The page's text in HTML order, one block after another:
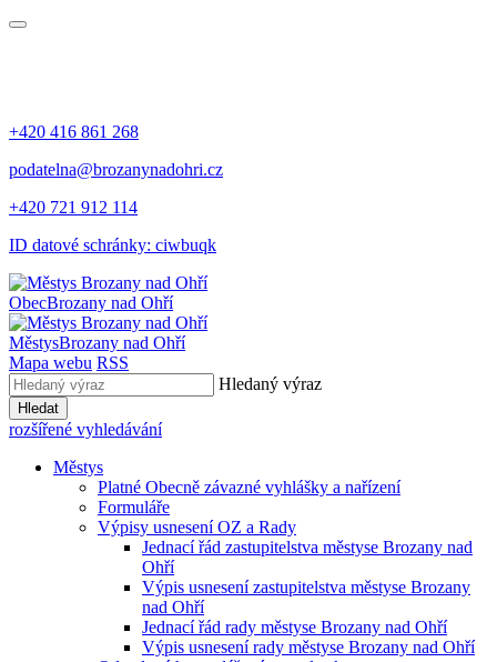
+420 416 861 268
podatelna@brozanynadohri.cz
+420 721 912 114
ID datové schránky: ciwbuqk
ObecBrozany nad Ohří
MěstysBrozany nad Ohří
Mapa webu RSS
Hledaný výraz
Hledat
rozšířené vyhledávání
Městys
Platné Obecně závazné vyhlášky a nařízení
Formuláře
Výpisy usnesení OZ a Rady
Jednací řád zastupitelstva městyse Brozany nad
Ohří
Výpis usnesení zastupitelstva městyse Brozany
nad Ohří
Jednací řád rady městyse Brozany nad Ohří
Výpis usnesení rady městyse Brozany nad Ohří